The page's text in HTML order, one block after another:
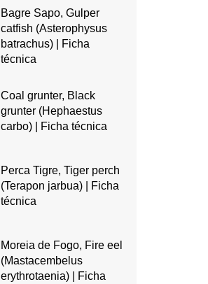
Bagre Sapo, Gulper
catfish (Asterophysus
batrachus) | Ficha
técnica
Coal grunter, Black
grunter (Hephaestus
carbo) | Ficha técnica
Perca Tigre, Tiger perch
(Terapon jarbua) | Ficha
técnica
Moreia de Fogo, Fire eel
(Mastacembelus
erythrotaenia) | Ficha